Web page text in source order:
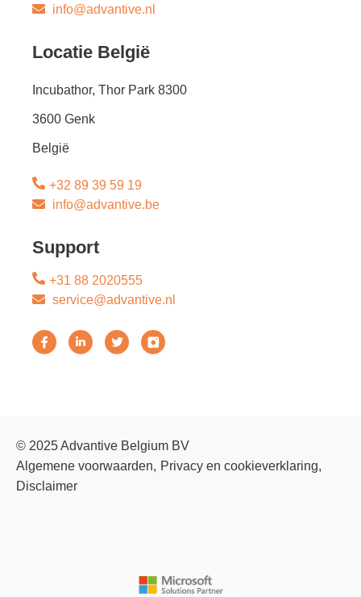
info@advantive.nl
Locatie België
Incubathor, Thor Park 8300
3600 Genk
België
+32 89 39 59 19
info@advantive.be
Support
+31 88 2020555
service@advantive.nl
© 2025 Advantive Belgium BV
Algemene voorwaarden
Privacy en cookieverklaring
Disclaimer